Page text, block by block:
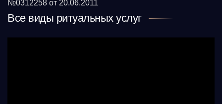
№0312258 от 20.06.2011
Все виды ритуальных услуг